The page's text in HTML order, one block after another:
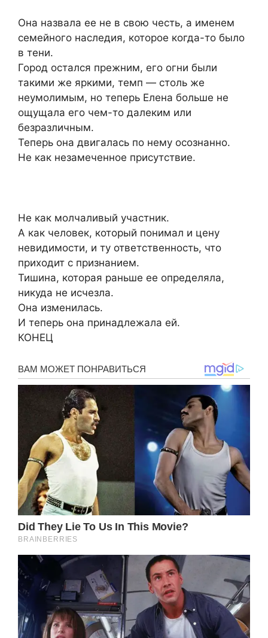
Она назвала ее не в свою честь, а именем
семейного наследия, которое когда-то было
в тени.
Город остался прежним, его огни были
такими же яркими, темп — столь же
неумолимым, но теперь Елена больше не
ощущала его чем-то далеким или
безразличным.
Теперь она двигалась по нему осознанно.
Не как незамеченное присутствие.
Не как молчаливый участник.
А как человек, который понимал и цену
невидимости, и ту ответственность, что
приходит с признанием.
Тишина, которая раньше ее определяла,
никуда не исчезла.
Она изменилась.
И теперь она принадлежала ей.
КОНЕЦ